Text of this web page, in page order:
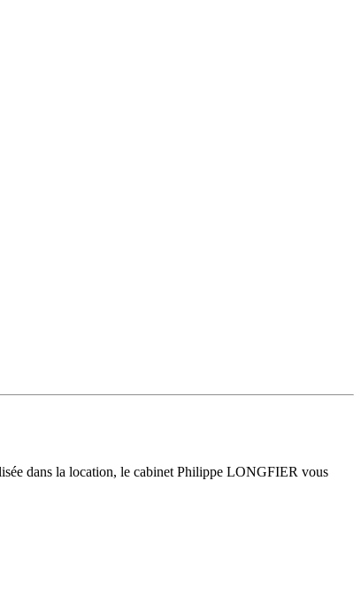
dans la location, le cabinet Philippe LONGFIER vous